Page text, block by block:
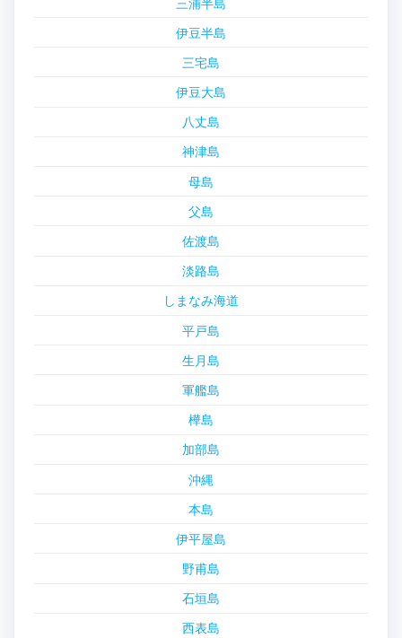
伊豆半島
三宅島
伊豆大島
八丈島
神津島
母島
父島
佐渡島
淡路島
しまなみ海道
平戸島
生月島
軍艦島
樺島
加部島
沖縄
本島
伊平屋島
野甫島
石垣島
西表島